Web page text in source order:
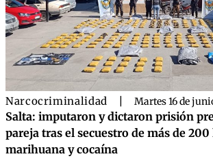
Narcocriminalidad Martes 16 de
Salta: imputaron y dictaron prisión
pareja tras el secuestro de más de
marihuana y cocaína